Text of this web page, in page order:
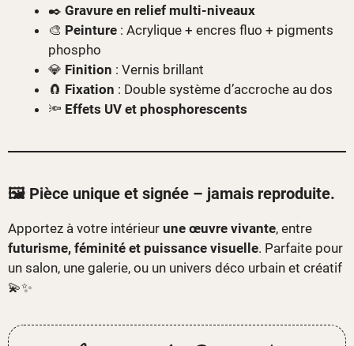
✒️ Gravure en relief multi-niveaux
🎨 Peinture : Acrylique + encres fluo + pigments
phospho
💎 Finition : Vernis brillant
🧲 Fixation : Double système d’accroche au dos
🔦 Effets UV et phosphorescents
🖼️ Pièce unique et signée – jamais reproduite.
Apportez à votre intérieur une œuvre vivante, entre
futurisme, féminité et puissance visuelle. Parfaite pour
un salon, une galerie, ou un univers déco urbain et créatif
💫✨